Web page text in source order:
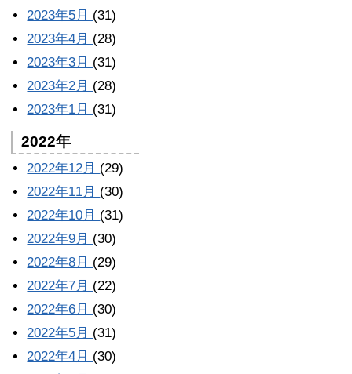
2023年5月 (31)
2023年4月 (28)
2023年3月 (31)
2023年2月 (28)
2023年1月 (31)
2022年
2022年12月 (29)
2022年11月 (30)
2022年10月 (31)
2022年9月 (30)
2022年8月 (29)
2022年7月 (22)
2022年6月 (30)
2022年5月 (31)
2022年4月 (30)